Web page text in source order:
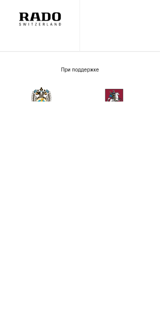
При поддержке